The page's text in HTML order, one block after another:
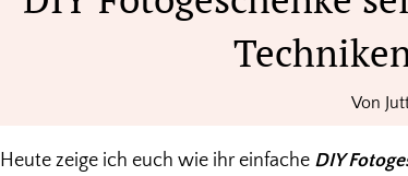
Von
Heute zeige ich euch wie ihr einfache DIY